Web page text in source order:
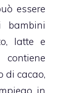
essere
latte e
di cacao,
in